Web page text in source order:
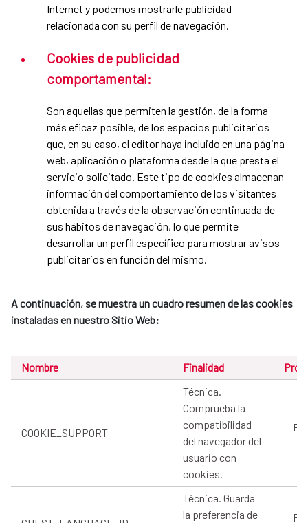
Internet y podemos mostrarle publicidad
relacionada con su perfil de navegación.
Cookies de publicidad
comportamental:
Son aquellas que permiten la gestión, de la forma
más eficaz posible, de los espacios publicitarios
que, en su caso, el editor haya incluido en una página
web, aplicación o plataforma desde la que presta el
servicio solicitado. Este tipo de cookies almacenan
información del comportamiento de los visitantes
obtenida a través de la observación continuada de
sus hábitos de navegación, lo que permite
desarrollar un perfil específico para mostrar avisos
publicitarios en función del mismo.
A continuación, se muestra un cuadro resumen de las cookies
instaladas en nuestro Sitio Web:
Nombre Finalidad
COOKIE_SUPPORT
Técnica.
Comprueba la
compatibilidad
del navegador del
usuario con
cookies.
Técnica. Guarda
la preferencia de